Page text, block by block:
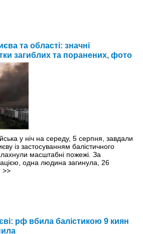
та області: значні
загиблих та поранених, фото
у ніч на середу, 5 серпня, завдали
із застосуванням балістичного
масштабні пожежі. За
одна людина загинула, 26
>>
рф вбила балістикою 9 киян